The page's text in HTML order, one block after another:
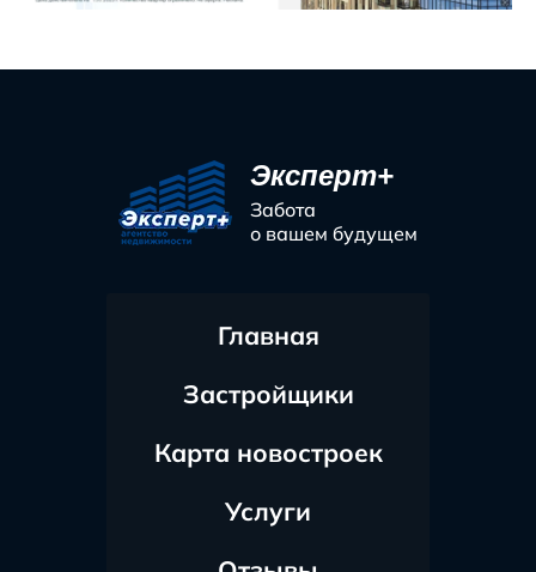
Эксперт+
Забота
о вашем будущем
Главная
Застройщики
Карта новостроек
Услуги